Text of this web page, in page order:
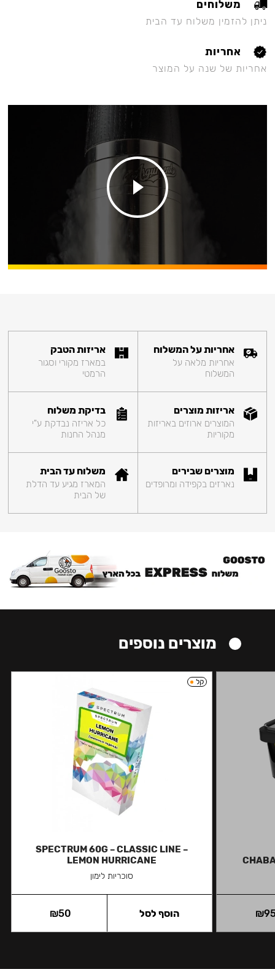
משלוחים
ניתן להזמין משלוח עד הבית
אחריות
אחריות של שנה על המוצר
אחריות על המשלוח
אחריות מלאה על
המשלוח
אריזות הטבק
במארז מקורי וסגור
הרמטי
אריזות מוצרים
המוצרים ארוזים באריזות
מקוריות
בדיקת משלוח
כל אריזה נבדקת ע"י
מנהל החנות
מוצרים שבירים
נארזים בקפידה ומרופדים
משלוח עד הבית
המארז מגיע עד הדלת
של הבית
מוצרים נוספים
₪
קל
SPECTRUM 60G – CLASSIC LINE –
LEMON HURRICANE
סוכריות לימון
₪50 הוסף לסל